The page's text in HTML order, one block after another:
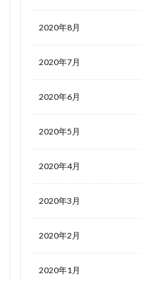
2020年8月
2020年7月
2020年6月
2020年5月
2020年4月
2020年3月
2020年2月
2020年1月